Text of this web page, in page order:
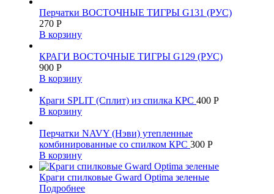
Перчатки ВОСТОЧНЫЕ ТИГРЫ G131 (РУС)
270 Р
В корзину
КРАГИ ВОСТОЧНЫЕ ТИГРЫ G129 (РУС)
900 Р
В корзину
Краги SPLIT (Сплит) из спилка КРС 400 Р
В корзину
Перчатки NAVY (Нэви) утепленные
комбинированные со спилком КРС 300 Р
В корзину
Краги спилковые Gward Optima зеленые
Подробнее